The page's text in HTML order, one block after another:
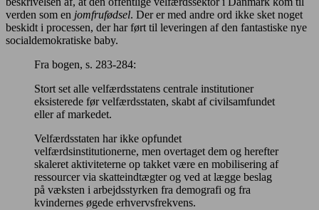
verden som en jomfrufødsel. Der er med andre ord ikke sket noget
beskidt i processen, der har ført til leveringen af den fantastiske nye
socialdemokratiske baby.
Fra bogen, s. 283-284:
Stort set alle velfærdsstatens centrale institutioner
eksisterede før velfærdsstaten, skabt af civilsamfundet
eller af markedet.
Velfærdsstaten har ikke opfundet
velfærdsinstitutionerne, men overtaget dem og herefter
skaleret aktiviteterne op takket være en mobilisering af
ressourcer via skatteindtægter og ved at lægge beslag
på væksten i arbejdsstyrken fra demografi og fra
kvindernes øgede erhvervsfrekvens.